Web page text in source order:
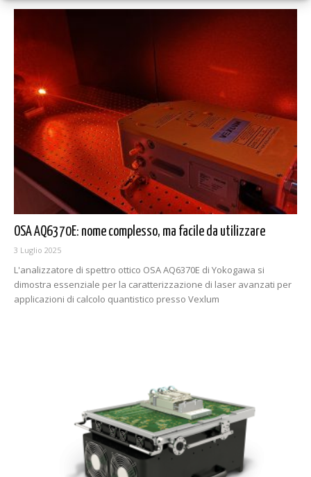
OSA AQ6370E: nome complesso, ma facile da utilizzare
3 Luglio 2025
L'analizzatore di spettro ottico OSA AQ6370E di Yokogawa si
dimostra essenziale per la caratterizzazione di laser avanzati per
applicazioni di calcolo quantistico presso Vexlum